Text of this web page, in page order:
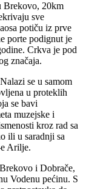
Brekovo, 20km
sve
potiču iz prve
porte podignut je
Crkva je pod
značaja.
se u samom
u proteklih
se bavi
muzejske i
kroz rad sa
ili u saradnji sa
Arilje.
i Dobrače,
Vodenu pećinu. S